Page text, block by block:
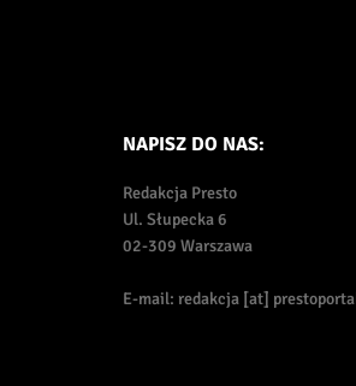
NAPISZ DO NAS:
Redakcja Presto
Ul. Słupecka 6
02-309 Warszawa
E-mail: redakcja [at]